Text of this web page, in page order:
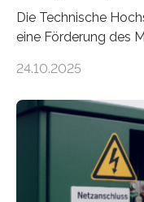
Die Technische
eine Förderung des
Forschungsprojekt
Quartieren“
Entwicklung,
Konzepten zur
sektorübergreifend
Projekt startete am
24.10.2025